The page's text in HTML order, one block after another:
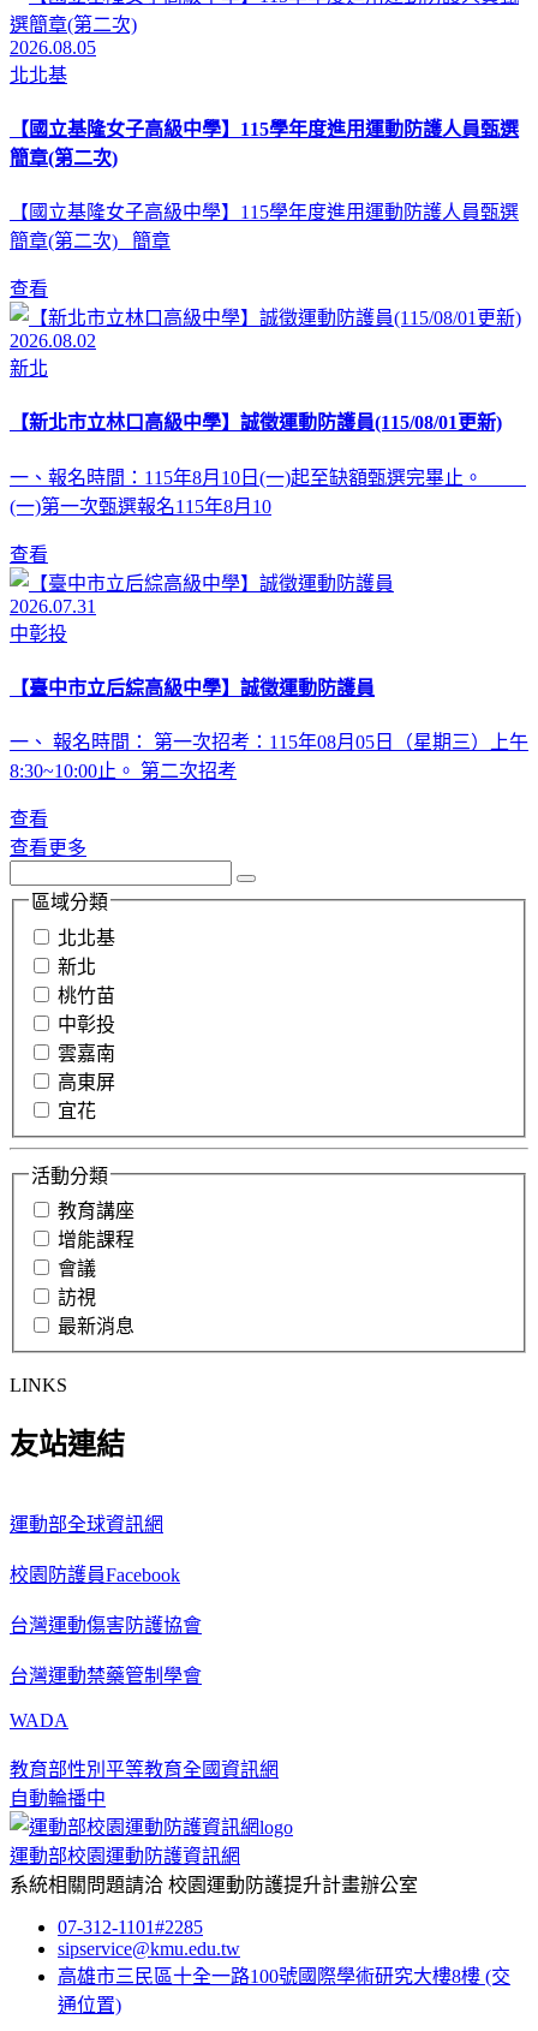
2026.08.05
北北基
【國立基隆女子高級中學】115學年度進用運動防護人員甄選
簡章(第二次)
【國立基隆女子高級中學】115學年度進用運動防護人員甄選
簡章(第二次) 簡章
查看
2026.08.02
新北
【新北市立林口高級中學】誠徵運動防護員(115/08/01更新)
一、報名時間：115年8月10日(一)起至缺額甄選完畢止。
(一)第一次甄選報名115年8月10
查看
2026.07.31
中彰投
【臺中市立后綜高級中學】誠徵運動防護員
一、 報名時間： 第一次招考：115年08月05日（星期三）上午
8:30~10:00止。 第二次招考
查看
查看更多
區域分類
北北基
新北
桃竹苗
中彰投
雲嘉南
高東屏
宜花
活動分類
教育講座
增能課程
會議
訪視
最新消息
LINKS
友站連結
運動部全球資訊網
校園防護員Facebook
台灣運動傷害防護協會
台灣運動禁藥管制學會
WADA
教育部性別平等教育全國資訊網
自動輪播中
運動部校園運動防護資訊網
系統相關問題請洽 校園運動防護提升計畫辦公室
07-312-1101#2285
sipservice@kmu.edu.tw
高雄市三民區十全一路100號國際學術研究大樓8樓 (交
通位置)